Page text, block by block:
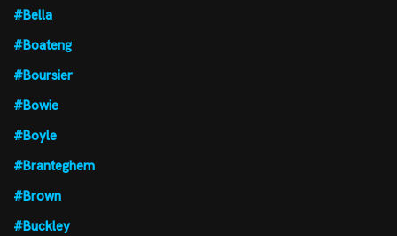
#Bella
#Boateng
#Boursier
#Bowie
#Boyle
#Branteghem
#Brown
#Buckley